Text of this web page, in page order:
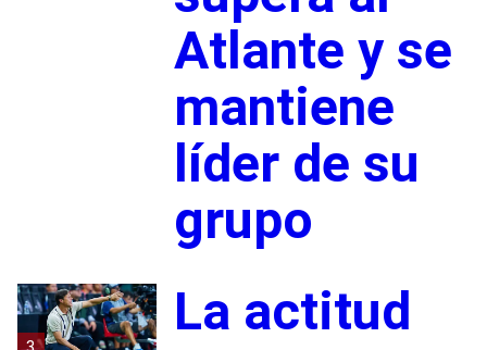
Atlante y se
mantiene
líder de su
grupo
La actitud